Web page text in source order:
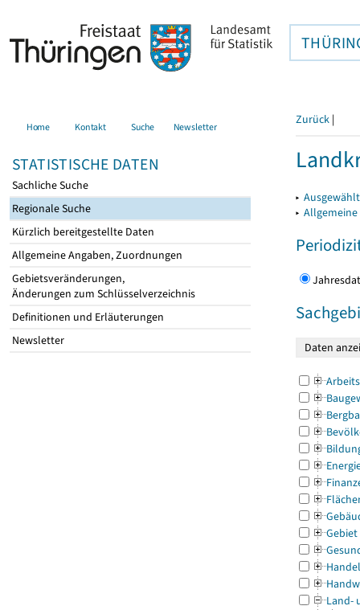
Home Kontakt Suche Newsletter
STATISTISCHE DATEN
Sachliche Suche
Regionale Suche
Kürzlich bereitgestellte Daten
Allgemeine Angaben, Zuordnungen
Gebietsveränderungen,
Änderungen zum Schlüsselverzeichnis
Definitionen und Erläuterungen
Newsletter
Zurück |
▸
▸
Gebiet
Land-